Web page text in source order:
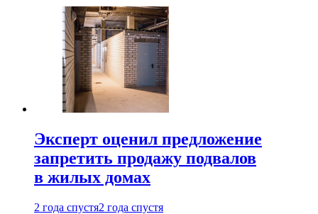
Эксперт оценил предложение
запретить продажу подвалов
в жилых домах
2 года спустя2 года спустя